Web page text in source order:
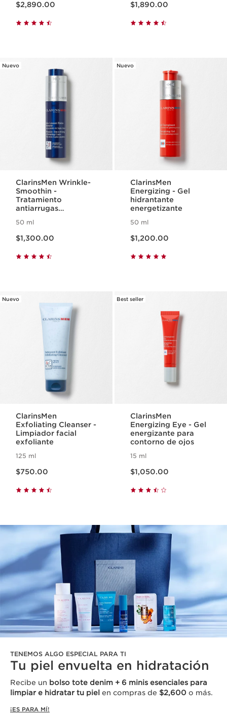
$2,890.00 $1,890.00
Nuevo
ClarinsMen Wrinkle-
Smoothin -
Tratamiento
antiarrugas
50 ml
$1,300.00
Nuevo
ClarinsMen
Energizing - Gel
hidrantante
energetizante
50 ml
$1,200.00
Nuevo
ClarinsMen
Exfoliating Cleanser -
Limpiador facial
exfoliante
125 ml
$750.00
Best seller
ClarinsMen
Energizing Eye - Gel
energizante para
contorno de ojos
15 ml
$1,050.00
TENEMOS ALGO ESPECIAL PARA TI
Tu piel envuelta en hidratación
Recibe un bolso tote denim + 6 minis esenciales para
limpiar e hidratar tu piel en compras de $2,600 o más.
¡ES PARA MÍ!